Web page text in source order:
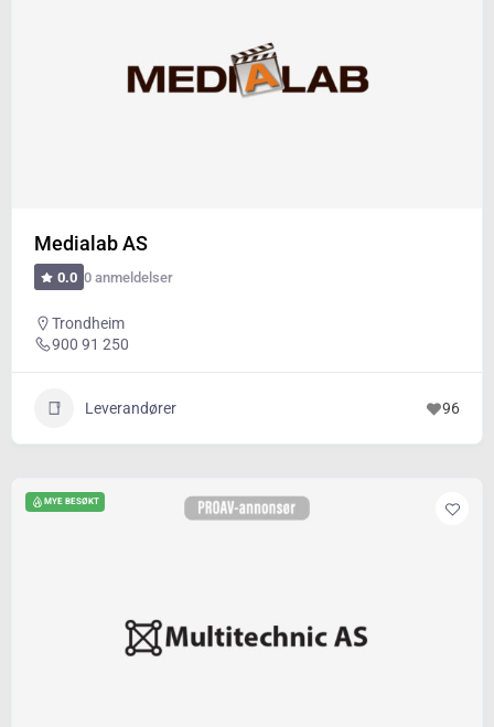
Medialab AS
0.0 0 anmeldelser
Trondheim
900 91 250
Leverandører 96
MYE BESØKT